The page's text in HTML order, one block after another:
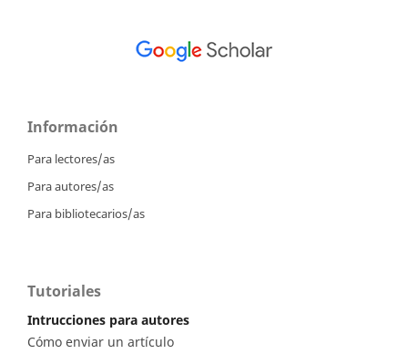
Información
Para lectores/as
Para autores/as
Para bibliotecarios/as
Tutoriales
Intrucciones para autores
Cómo enviar un artículo